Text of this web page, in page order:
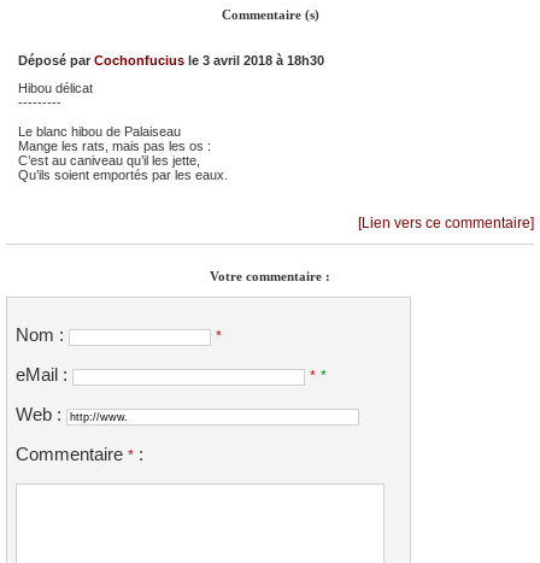
Commentaire (s)
Déposé par Cochonfucius le 3 avril 2018 à 18h30
Hibou délicat
---------
Le blanc hibou de Palaiseau
Mange les rats, mais pas les os :
C’est au caniveau qu’il les jette,
Qu’ils soient emportés par les eaux.
[Lien vers ce commentaire]
Votre commentaire :
Nom : *
eMail : * *
Web :
Commentaire * :